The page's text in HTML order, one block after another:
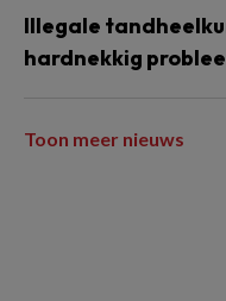
Illegale
hardnekkig
Toon meer nieuws